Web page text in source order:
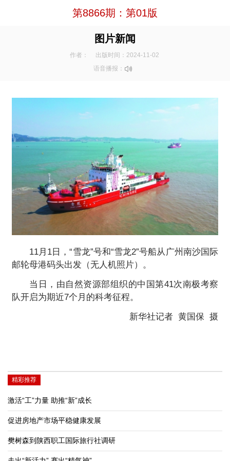
第8866期：第01版
图片新闻
作者：
出版时间：2024-11-02
语音播报：
11月1日，“雪龙”号和“雪龙2”号船从广州南沙国际
邮轮母港码头出发（无人机照片）。
当日，由自然资源部组织的中国第41次南极考察
队开启为期近7个月的科考征程。
新华社记者 黄国保 摄
精彩推荐
激活“工”力量 助推“新”成长
促进房地产市场平稳健康发展
樊树森到陕西职工国际旅行社调研